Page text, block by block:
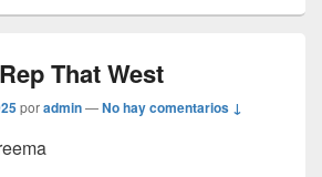
That West
poradmin—No hay comentarios ↓